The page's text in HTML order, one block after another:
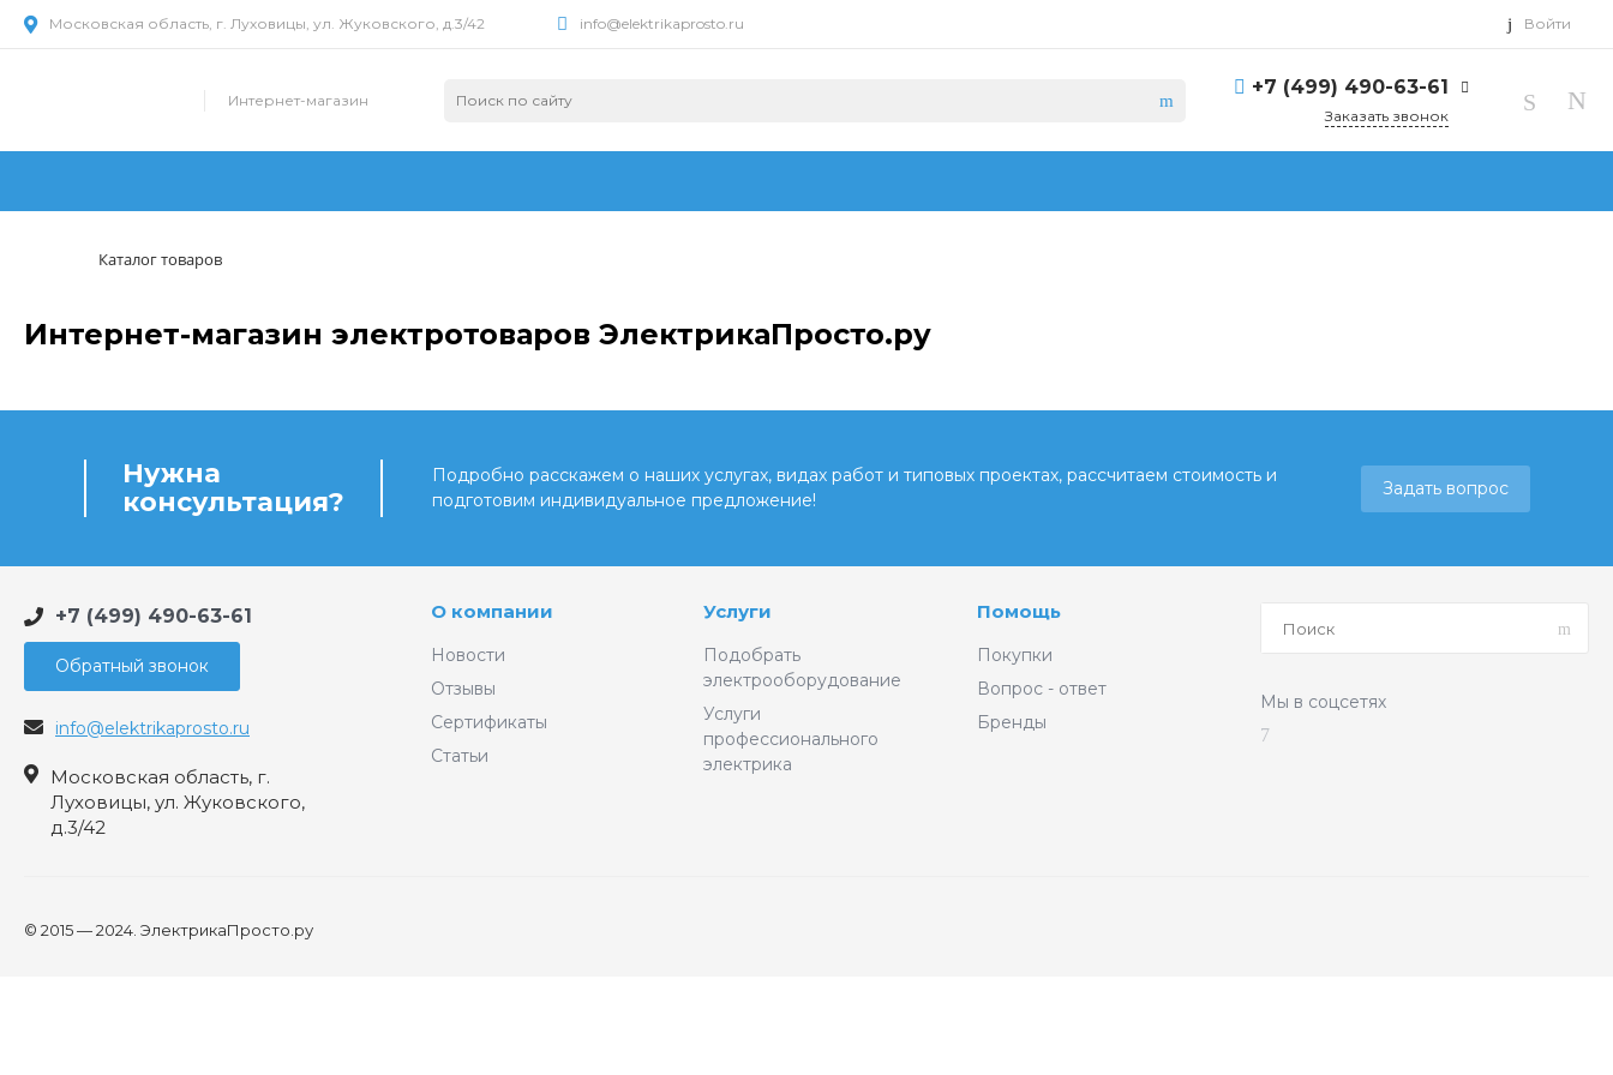
Московская область, г. Луховицы, ул. Жуковского, д.3/42 info@elektrikaprosto.ru Войти
Интернет-магазин
+7 (499) 490-63-61
Заказать звонок
Каталог товаров
Интернет-магазин электротоваров ЭлектрикаПросто.ру
Нужна
консультация?
Подробно расскажем о наших услугах, видах работ и типовых проектах, рассчитаем стоимость и
подготовим индивидуальное предложение!
Задать вопрос
+7 (499) 490-63-61
Обратный звонок
info@elektrikaprosto.ru
Московская область, г.
Луховицы, ул. Жуковского,
д.3/42
О компании
Новости
Отзывы
Сертификаты
Статьи
Услуги
Подобрать
электрооборудование
Услуги
профессионального
электрика
Помощь
Покупки
Вопрос - ответ
Бренды
Мы в соцсетях
© 2015 — 2024. ЭлектрикаПросто.ру